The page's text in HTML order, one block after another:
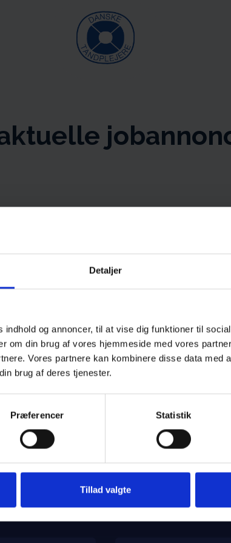
Detaljer
og annoncer, til at vise dig funktioner til
om din brug af vores hjemmeside med vores
Vores partnere kan kombinere disse data med
brug af deres tjenester.
Præferencer Statistik
Tillad valgte